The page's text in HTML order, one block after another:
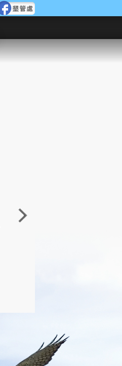
角的端點，冬季海浪拍打
著礁岸，旺盛的侵蝕作